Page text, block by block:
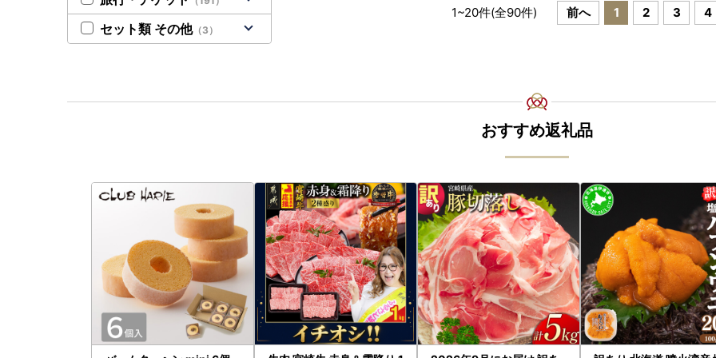
1~20件(全90件) 前へ 1 2 3 4
セット類 その他（3）
おすすめ返礼品